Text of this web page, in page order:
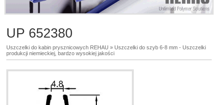
UP 652380
Uszczelki do kabin prysznicowych REHAU »Uszczelki do szyb 6-8 mm - Uszczelki
produkcji niemieckiej, bardzo wysokiej jakości